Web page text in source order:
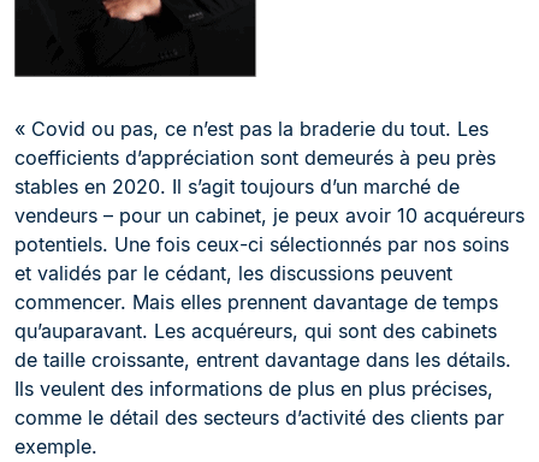
« Covid ou pas, ce n’est pas la braderie du tout. Les
coefficients d’appréciation sont demeurés à peu près
stables en 2020. Il s’agit toujours d’un marché de
vendeurs – pour un cabinet, je peux avoir 10 acquéreurs
potentiels. Une fois ceux-ci sélectionnés par nos soins
et validés par le cédant, les discussions peuvent
commencer. Mais elles prennent davantage de temps
qu’auparavant. Les acquéreurs, qui sont des cabinets
de taille croissante, entrent davantage dans les détails.
Ils veulent des informations de plus en plus précises,
comme le détail des secteurs d’activité des clients par
exemple.